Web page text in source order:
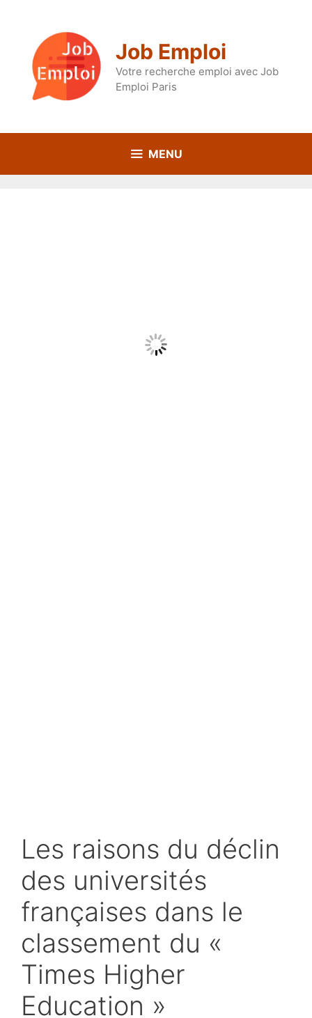
Job Emploi
Votre recherche emploi avec Job
Emploi Paris
MENU
Les raisons du déclin
des universités
françaises dans le
classement du «
Times Higher
Education »